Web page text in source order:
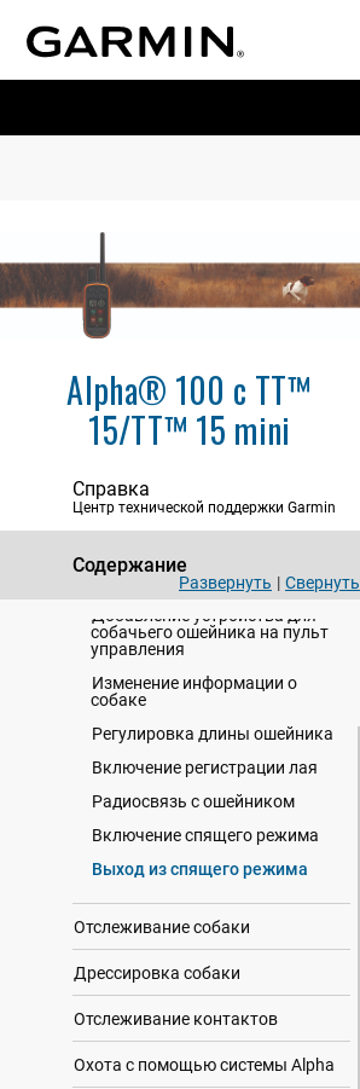
Alpha® 100 с TT™
15/TT™ 15 mini
Справка
Центр технической поддержки Garmin
Содержание
Развернуть | Свернуть
Начало работы
Настройка устройства для
собачьего ошейника
Добавление устройства для
собачьего ошейника на пульт
управления
Изменение информации о
собаке
Регулировка длины ошейника
Включение регистрации лая
Радиосвязь с ошейником
Включение спящего режима
Выход из спящего режима
Отслеживание собаки
Дрессировка собаки
Отслеживание контактов
Охота с помощью системы Alpha